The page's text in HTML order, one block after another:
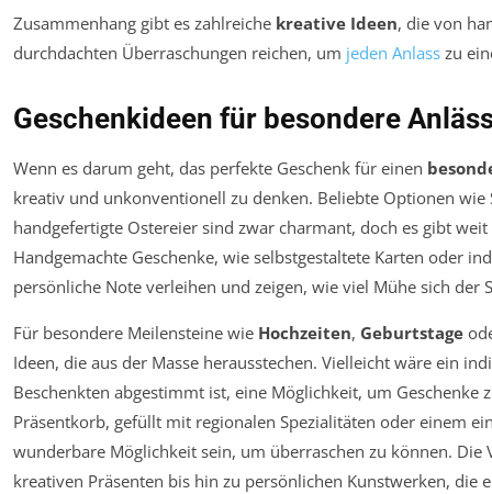
Zusammenhang gibt es zahlreiche kreative Ideen, die von
durchdachten Überraschungen reichen, um jeden Anlass zu
Geschenkideen für besondere
Wenn es darum geht, das perfekte Geschenk für einen
kreativ und unkonventionell zu denken. Beliebte Optionen
handgefertigte Ostereier sind zwar charmant, doch es gibt
Handgemachte Geschenke, wie selbstgestaltete Karten oder
persönliche Note verleihen und zeigen, wie viel Mühe sich der
Für besondere Meilensteine wie Hochzeiten, Geburtstage
Ideen, die aus der Masse herausstechen. Vielleicht wäre ein
Beschenkten abgestimmt ist, eine Möglichkeit, um Geschenke
Präsentkorb, gefüllt mit regionalen Spezialitäten oder einem
wunderbare Möglichkeit sein, um überraschen zu können. Die
kreativen Präsenten bis hin zu persönlichen Kunstwerken, die